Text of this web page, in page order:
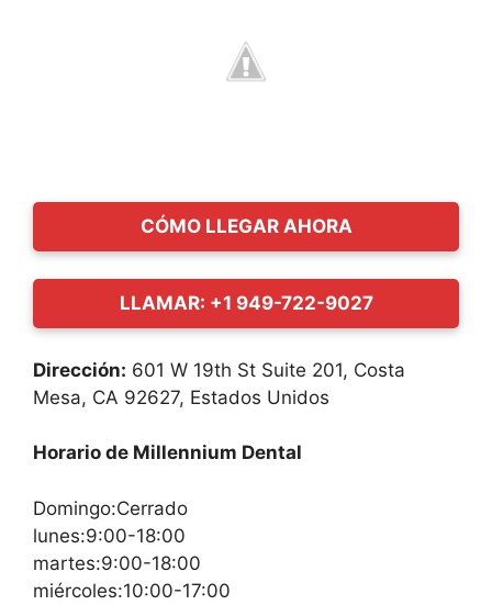
CÓMO LLEGAR AHORA
LLAMAR: +1 949-722-9027
Dirección: 601 W 19th St Suite 201, Costa
Mesa, CA 92627, Estados Unidos
Horario de Millennium Dental
Domingo:Cerrado
lunes:9:00-18:00
martes:9:00-18:00
miércoles:10:00-17:00